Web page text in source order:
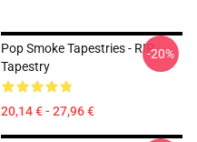
Pop Smoke Tapestries - RIP
Tapestry
20,14 € - 27,96 €
-20%